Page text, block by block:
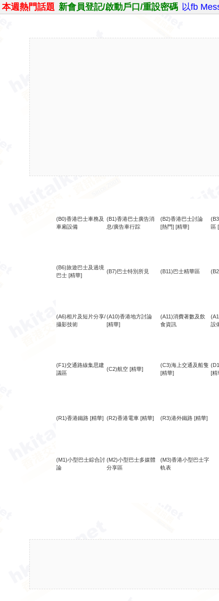
本週熱門話題 新會員登記/啟動戶口/重設密碼 以fb
(B0)香港巴士車務及
車廂設備
(B1)香港巴士廣告消
息/廣告車行踪
(B2)香港巴士討論
[熱門] [精華]
區
(B6)旅遊巴士及過境
巴士 [精華]
(B7)巴士特別所見 (B11)巴士精華區
(A6)相片及短片分享/
攝影技術
(A10)香港地方討論
[精華]
(A11)消費著數及飲
食資訊
設
(F1)交通路線集思建
議區
(C2)航空 [精華]
(C3)海上交通及船隻
[精華]
[精
(R1)香港鐵路 [精華] (R2)香港電車 [精華] (R3)港外鐵路 [精華]
(M1)小型巴士綜合討
論
(M2)小型巴士多媒體
分享區
(M3)香港小型巴士字
軌表